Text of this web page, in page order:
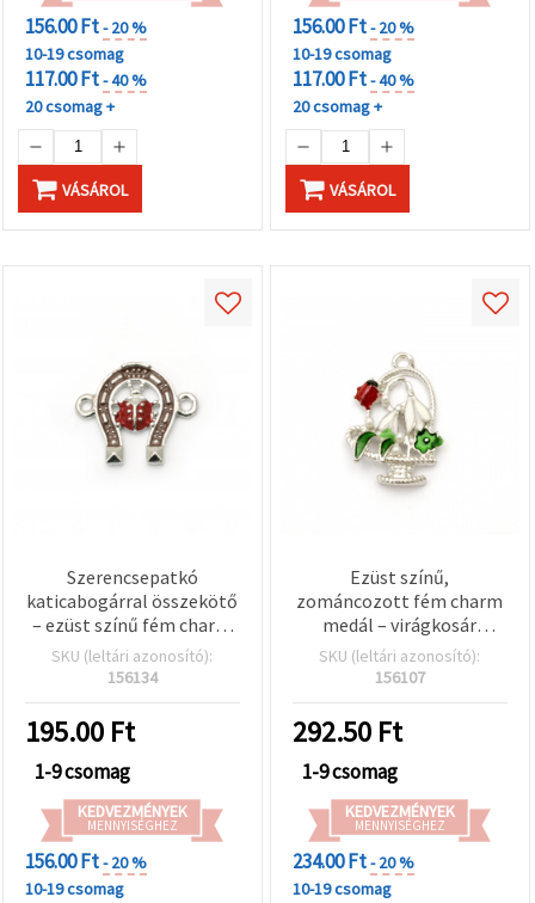
156.00 Ft- 20 %
10-19 csomag
117.00 Ft- 40 %
20 csomag +
VÁSÁROL
156.00 Ft- 20 %
10-19 csomag
117.00 Ft- 40 %
20 csomag +
VÁSÁROL
Szerencsepatkó
katicabogárral összekötő
– ezüst színű fém charm
ékszeralkatrész,
22×20×3,5 mm, furat 1,5
ékszerkészítéshez
SKU (leltári azonosító):
156134
195.00 Ft
1-9 csomag
KEDVEZMÉNYEK
MENNYISÉGHEZ
156.00 Ft- 20 %
10-19 csomag
Ezüst színű,
zománcozott fém charm
medál – virágkosár
hóvirággal,
katicabogárral és gyöngy
mm, furat 2 mm, 2 db
SKU (leltári azonosító):
156107
292.50 Ft
1-9 csomag
KEDVEZMÉNYEK
MENNYISÉGHEZ
234.00 Ft- 20 %
10-19 csomag